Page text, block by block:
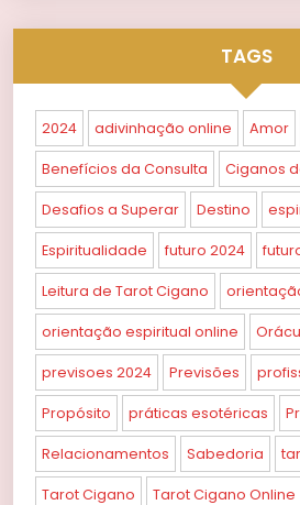
TAGS
2024 adivinhação online Amor
Benefícios da Consulta Ciganos
Desafios a Superar Destino
Espiritualidade futuro 2024
Leitura de Tarot Cigano
orientação espiritual online
previsoes 2024 Previsões
Propósito práticas esotéricas
Relacionamentos Sabedoria
Tarot Cigano Tarot Cigano Online